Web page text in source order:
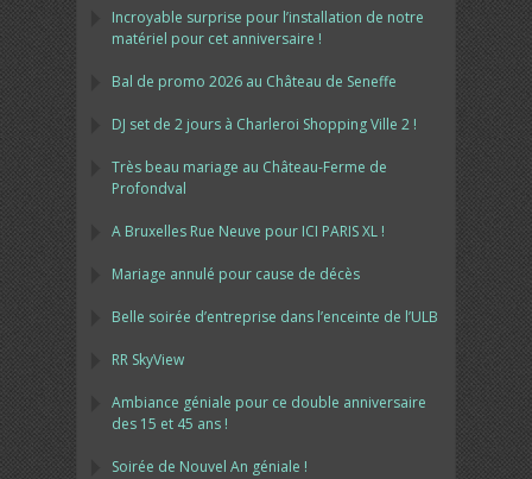
Incroyable surprise pour l’installation de notre
matériel pour cet anniversaire !
Bal de promo 2026 au Château de Seneffe
DJ set de 2 jours à Charleroi Shopping Ville 2 !
Très beau mariage au Château-Ferme de
Profondval
A Bruxelles Rue Neuve pour ICI PARIS XL !
Mariage annulé pour cause de décès
Belle soirée d’entreprise dans l’enceinte de l’ULB
RR SkyView
Ambiance géniale pour ce double anniversaire
des 15 et 45 ans !
Soirée de Nouvel An géniale !